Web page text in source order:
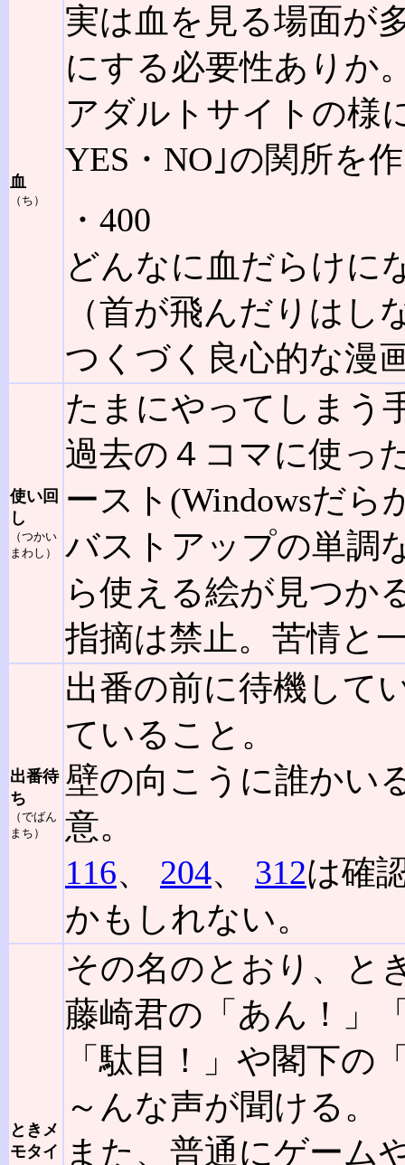
血
（ち）
実は血を見る場面が
にする必要性ありか
アダルトサイトの様
YES・NO｣の関所を
・400
どんなに血だらけに
（首が飛んだりは
つくづく良心的な漫
使い回
し
（つかい
まわし）
たまにやってしまう
過去の４コマに使っ
ースト(Windowsだら
バストアップの単調
ら使える絵が見つか
指摘は禁止。苦情と
出番待
ち
（でばん
まち）
出番の前に待機して
ていること。
壁の向こうに誰かい
意。
116、 204、 312は確
かもしれない。
ときメ
モタイ
その名のとおり、と
藤崎君の「あん！」
「駄目！」や閣下の
～んな声が聞ける。
また、普通にゲーム